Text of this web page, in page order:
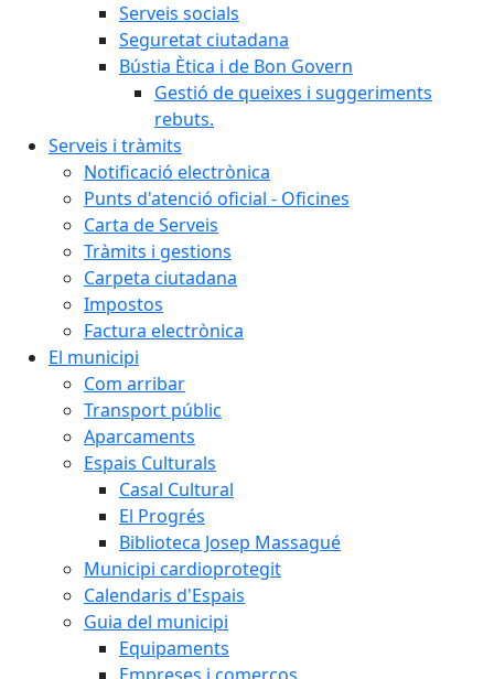
Serveis socials
Seguretat ciutadana
Bústia Ètica i de Bon Govern
Gestió de queixes i suggeriments
rebuts.
Serveis i tràmits
Notificació electrònica
Punts d'atenció oficial - Oficines
Carta de Serveis
Tràmits i gestions
Carpeta ciutadana
Impostos
Factura electrònica
El municipi
Com arribar
Transport públic
Aparcaments
Espais Culturals
Casal Cultural
El Progrés
Biblioteca Josep Massagué
Municipi cardioprotegit
Calendaris d'Espais
Guia del municipi
Equipaments